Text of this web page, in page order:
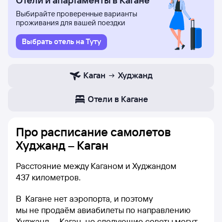
Выбирайте проверенные варианты
проживания для вашей поездки
Выбрать отель на Туту
Каган Худжанд
Отели в Кагане
Про расписание самолетов
Худжанд – Каган
Расстояние между Каганом и Худжандом
437 километров.
В Кагане нет аэропорта, и поэтому
мы не продаём авиабилеты по направлению